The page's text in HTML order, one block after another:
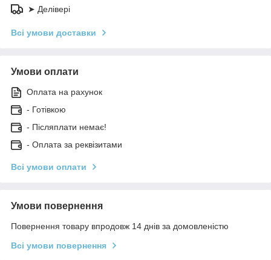
➤ Делівері
Всі умови доставки
Умови оплати
Оплата на рахунок
- Готівкою
- Післяплати немає!
- Оплата за реквізитами
Всі умови оплати
Умови повернення
Повернення товару впродовж 14 днів за домовленістю
Всі умови повернення